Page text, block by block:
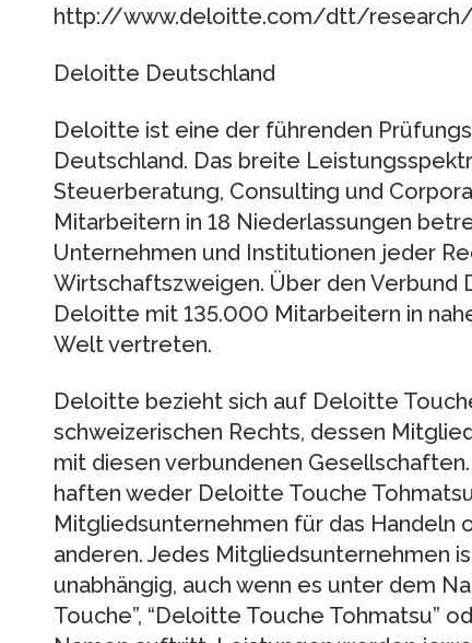
http://www.deloitte.com/dtt/research/
Deloitte Deutschland
Deloitte ist eine der führenden
Deutschland. Das breite
Steuerberatung, Consulting und
Mitarbeitern in 18 Niederlassungen
Unternehmen und Institutionen jeder
Wirtschaftszweigen. Über den Verbund
Deloitte mit 135.000 Mitarbeitern in
Welt vertreten.
Deloitte bezieht sich auf Deloitte
schweizerischen Rechts, dessen
mit diesen verbundenen
haften weder Deloitte Touche
Mitgliedsunternehmen für das
anderen. Jedes Mitgliedsunternehmen
unabhängig, auch wenn es unter dem
Touche”, “Deloitte Touche Tohmatsu”